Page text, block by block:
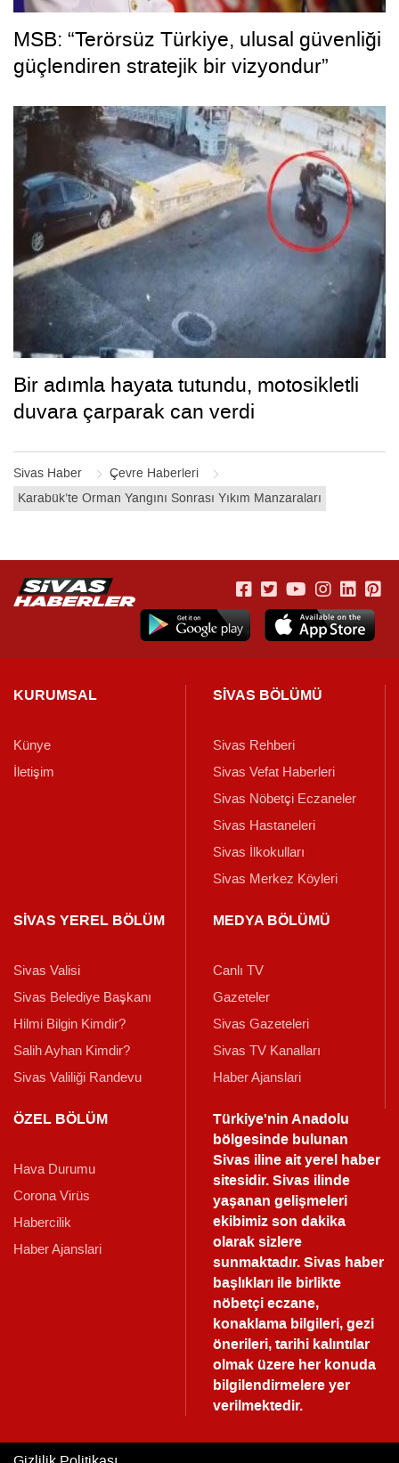
Sivas Haber
Çevre Haberleri
Karabük’te Orman Yangını Sonrası Yıkım Manzaraları
MSB: “Terörsüz Türkiye, ulusal güvenliği
güçlendiren stratejik bir vizyondur”
Bir adımla hayata tutundu, motosikletli
duvara çarparak can verdi
KURUMSAL
Künye
İletişim
SİVAS BÖLÜMÜ
Sivas Rehberi
Sivas Vefat Haberleri
Sivas Nöbetçi Eczaneler
Sivas Hastaneleri
Sivas İlkokulları
Sivas Merkez Köyleri
SİVAS YEREL BÖLÜM
Sivas Valisi
Sivas Belediye Başkanı
Hilmi Bilgin Kimdir?
Salih Ayhan Kimdir?
Sivas Valiliği Randevu
MEDYA BÖLÜMÜ
Canlı TV
Gazeteler
Sivas Gazeteleri
Sivas TV Kanalları
Haber Ajanslari
ÖZEL BÖLÜM
Hava Durumu
Corona Virüs
Habercilik
Haber Ajanslari
Türkiye'nin Anadolu
bölgesinde bulunan
Sivas iline ait yerel haber
sitesidir. Sivas ilinde
yaşanan gelişmeleri
ekibimiz son dakika
olarak sizlere
sunmaktadır.Sivas haber
başlıkları ile birlikte
nöbetçi eczane,
konaklama bilgileri, gezi
önerileri, tarihi kalıntılar
olmak üzere her konuda
bilgilendirmelere yer
verilmektedir.